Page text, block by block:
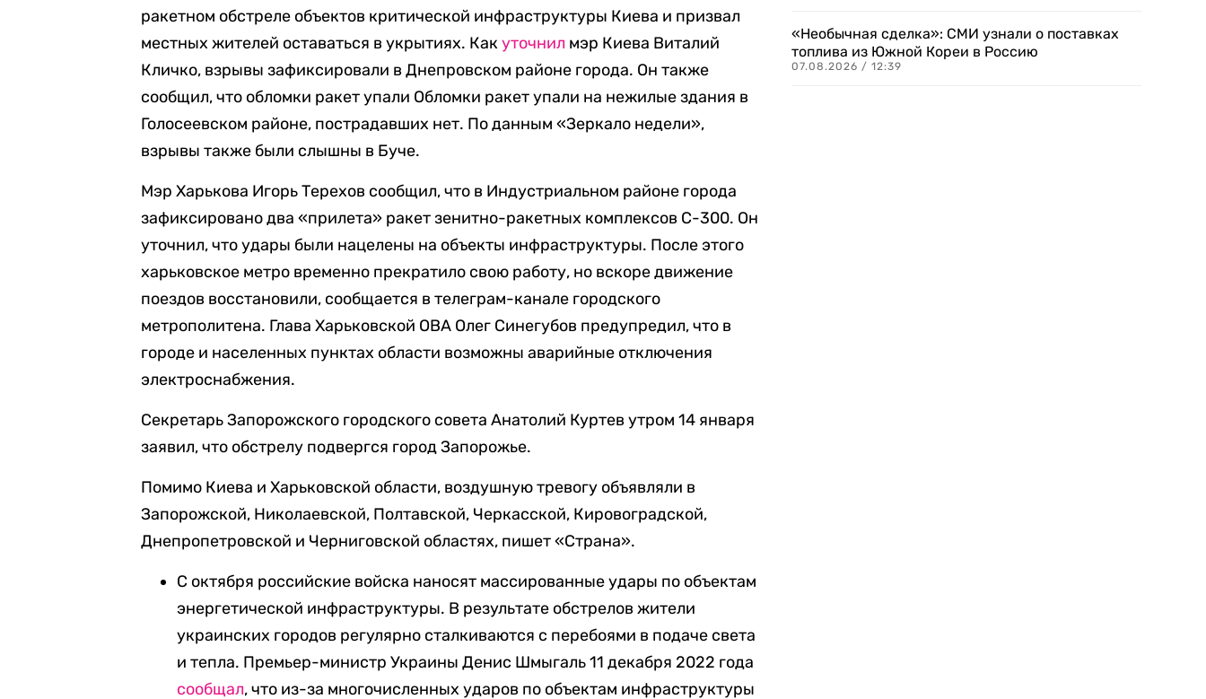
ракетном обстреле объектов критической инфраструктуры Киева и призвал
местных жителей оставаться в укрытиях. Какуточнил мэр Киева Виталий
Кличко, взрывы зафиксировали в Днепровском районе города. Он также
сообщил, что обломки ракет упали Обломки ракет упали на нежилые здания в
Голосеевском районе, пострадавших нет. По данным «Зеркало недели»,
взрывы также были слышны в Буче.
Мэр Харькова Игорь Терехов сообщил, что в Индустриальном районе города
зафиксировано два «прилета» ракет зенитно-ракетных комплексов С-300. Он
уточнил, что удары были нацелены на объекты инфраструктуры. После этого
харьковское метро временно прекратило свою работу, но вскоре движение
поездов восстановили, сообщается в телеграм-канале городского
метрополитена. Глава Харьковской ОВА Олег Синегубов предупредил, что в
городе и населенных пунктах области возможны аварийные отключения
электроснабжения.
Секретарь Запорожского городского совета Анатолий Куртев утром 14 января
заявил, что обстрелу подвергся город Запорожье.
Помимо Киева и Харьковской области, воздушную тревогу объявляли в
Запорожской, Николаевской, Полтавской, Черкасской, Кировоградской,
Днепропетровской и Черниговской областях, пишет «Страна».
С октября российские войска наносят массированные удары по объектам
энергетической инфраструктуры. В результате обстрелов жители
украинских городов регулярно сталкиваются с перебоями в подаче света
и тепла. Премьер-министр Украины Денис Шмыгаль 11 декабря 2022 года
сообщал, что из-за многочисленных ударов по объектам инфраструктуры
«Необычная сделка»: СМИ узнали о поставках
топлива из Южной Кореи в Россию
07.08.2026 / 12:39